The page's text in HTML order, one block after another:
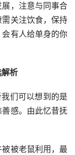
，注意与同事合
关注饮食，保持
有人给单身的你
析
我们可以想到的是
感。由此忆昔抚
被老鼠利用，最